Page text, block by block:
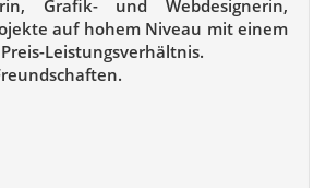
Grafik- und Webdesignerin,
auf hohem Niveau mit einem
Leistungsverhältnis.